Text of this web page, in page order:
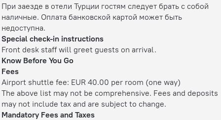
При заезде в отели Турции гостям следует брать с собой
наличные. Оплата банковской картой может быть
недоступна.
Special check-in instructions
Front desk staff will greet guests on arrival.
Know Before You Go
Fees
Airport shuttle fee: EUR 40.00 per room (one way)
The above list may not be comprehensive. Fees and deposits
may not include tax and are subject to change.
Mandatory Fees and Taxes